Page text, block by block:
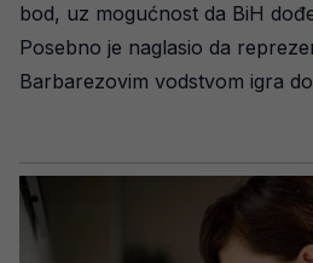
bod, uz mogućnost da BiH
Posebno je naglasio da
Barbarezovim vodstvom igra